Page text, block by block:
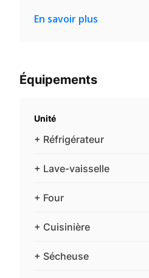
En savoir plus
Équipements
Unité
+ Réfrigérateur
+ Lave-vaisselle
+ Four
+ Cuisinière
+ Sécheuse